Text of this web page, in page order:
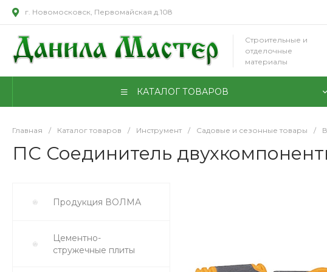
г. Новомосковск, Первомайская д.108
Строительные и
отделочные
материалы
КАТАЛОГ ТОВАРОВ
Главная / Каталог товаров / Инструмент / Садовые и сезонные товары /
ПС Соединитель
Продукция ВОЛМА
Цементно-
стружечные плиты